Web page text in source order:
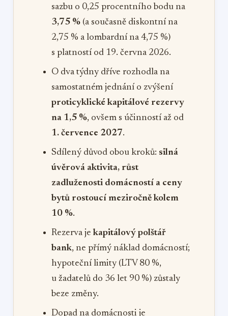
sazbu o 0,25 procentního bodu na
3,75 %(a současně diskontní na
2,75 % a lombardní na 4,75 %)
s platností od 19. června 2026.
O dva týdny dříve rozhodla na
samostatném jednání o zvýšení
proticyklické kapitálové rezervy
na 1,5 %, ovšem s účinností až od
1. července 2027.
Sdílený důvod obou kroků: silná
úvěrová aktivita, růst
zadluženosti domácností a ceny
bytů rostoucí meziročně kolem
10 %.
Rezerva jekapitálový polštář
bank, ne přímý náklad domácností;
hypoteční limity (LTV 80 %,
u žadatelů do 36 let 90 %) zůstaly
beze změny.
Dopad na domácnosti je